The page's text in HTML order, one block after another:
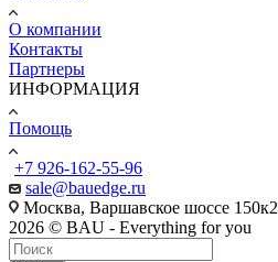
О компании
Контакты
Партнеры
ИНФОРМАЦИЯ
Помощь
+7 926-162-55-96
sale@bauedge.ru
Москва, Варшавское шоссе 150к2
2026 © BAU - Everything for you